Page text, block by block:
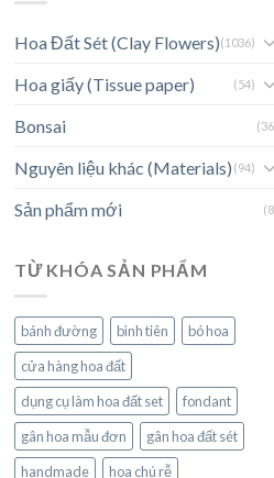
Hoa Đất Sét (Clay Flowers)(1036)
Hoa giấy (Tissue paper) (54)
Bonsai
Nguyên liệu khác (Materials) (94)
Sản phẩm mới
TỪ KHÓA SẢN PHẨM
bánh đường bình tiên
bó hoa
cửa hàng hoa đất
dụng cụ làm hoa đất set
fondant
gân hoa mẫu đơn
gân hoa đất sét
handmade
hoa chú rễ